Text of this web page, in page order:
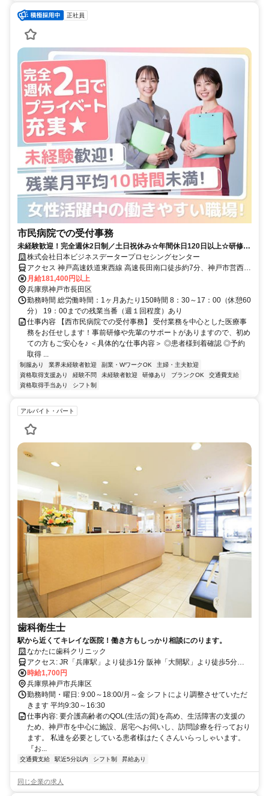
正社員
市民病院での受付事務
未経験歓迎！完全週休2日制／土日祝休み☆年間休日120日以上☆研修・
マニュアル完備＆資格不要！
株式会社日本ビジネスデータープロセシングセンター
アクセス 神戸高速鉄道東西線 高速長田南口徒歩約7分、神戸市営西
神・山手線 長田（神戸市営）西出口3徒歩約8分、神戸高速鉄道東西
線 大開出入口3徒歩約8分 神戸市立医療センター西市民病院長田駅よ
り徒歩約8分／兵庫駅・大開駅より徒歩約10分
月給181,400円以上
兵庫県神戸市長田区
勤務時間 総労働時間：1ヶ月あたり150時間 8：30～17：00（休憩60
分） 19：00までの残業当番（週１回程度）あり
仕事内容 【西市民病院での受付事務】 受付業務を中心とした医療事
務をお任せします！事前研修や先輩のサポートがありますので、初め
ての方もご安心を♪ ＜具体的な仕事内容＞ ◎患者様到着確認 ◎予約
取得 ...
制服あり 業界未経験者歓迎 副業・WワークOK
主婦・主夫歓迎
資格取得支援あり
経験不問 未経験者歓迎 研修あり ブランクOK
交通費支給
資格取得手当あり
シフト制
アルバイト・パート
歯科衛生士
駅から近くてキレイな医院！働き方もしっかり相談にのります。
なかたに歯科クリニック
アクセス: JR「兵庫駅」より徒歩1分 阪神「大開駅」より徒歩5分
JR「三ノ宮駅」より電車で6分 JR「元町駅」より電車で4分 JR「神
時給1,700円
兵庫県神戸市兵庫区
勤務時間・曜日: 9:00～18:00/月～金 シフトにより調整させていただ
きます 平均9:30～16:30
仕事内容: 要介護高齢者のQOL(生活の質)を高め、生活障害の支援の
ため、神戸市を中心に施設、居宅へお伺いし、訪問診療を行っており
ます。 私達を必要としている患者様はたくさんいらっしゃいます。
『お...
交通費支給 駅近5分以内 シフト制 昇給あり
同じ企業の求人